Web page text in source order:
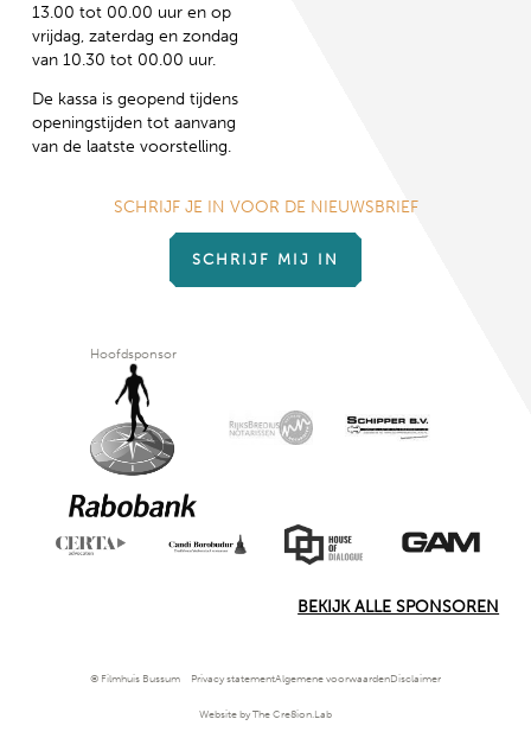
13.00 tot 00.00 uur en op
vrijdag, zaterdag en zondag
van 10.30 tot 00.00 uur.
De kassa is geopend tijdens
openingstijden tot aanvang
van de laatste voorstelling.
SCHRIJF JE IN VOOR DE NIEUWSBRIEF
SCHRIJF MIJ IN
Hoofdsponsor
BEKIJK ALLE SPONSOREN
© Filmhuis Bussum Privacy statementAlgemene voorwaardenDisclaimer
Website by The Cre8ion.Lab